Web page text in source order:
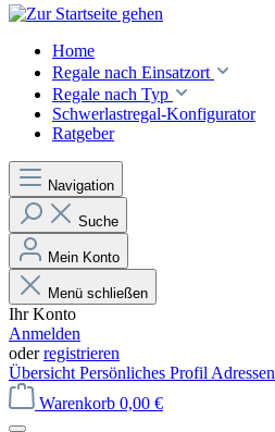
Home
Regale nach Einsatzort
Regale nach Typ
Schwerlastregal-Konfigurator
Ratgeber
Navigation
Suche
Mein Konto
Menü schließen
Ihr Konto
Anmelden
oderregistrieren
Übersicht Persönliches Profil Adressen
Warenkorb 0,00 €